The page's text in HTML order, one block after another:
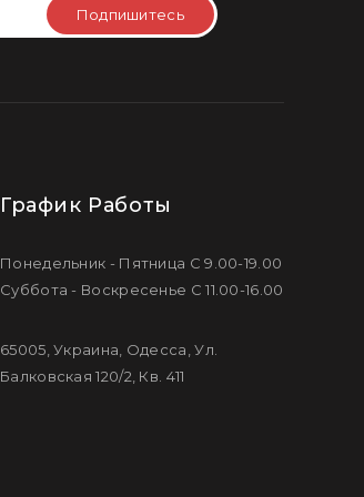
Подпишитесь
График Работы
Понедельник - Пятница С 9.00-19.00
Суббота - Воскресенье С 11.00-16.00
65005, Украина, Одесса, Ул.
Балковская 120/2, Кв. 411